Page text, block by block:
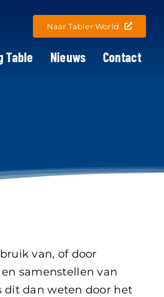
Naar Tabler World
Table Nieuws Contact
van, of door
samenstellen van
dit dan weten door het